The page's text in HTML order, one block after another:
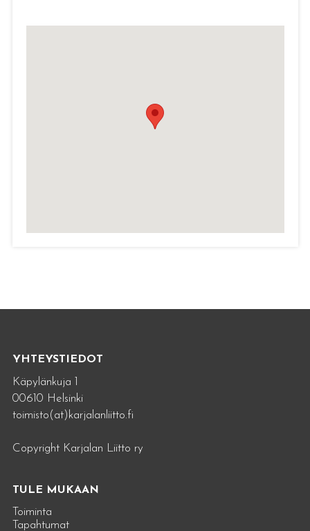
YHTEYSTIEDOT
Käpylänkuja 1
00610 Helsinki
toimisto(at)karjalanliitto.fi
Copyright Karjalan Liitto ry
TULE MUKAAN
Toiminta
Tapahtumat